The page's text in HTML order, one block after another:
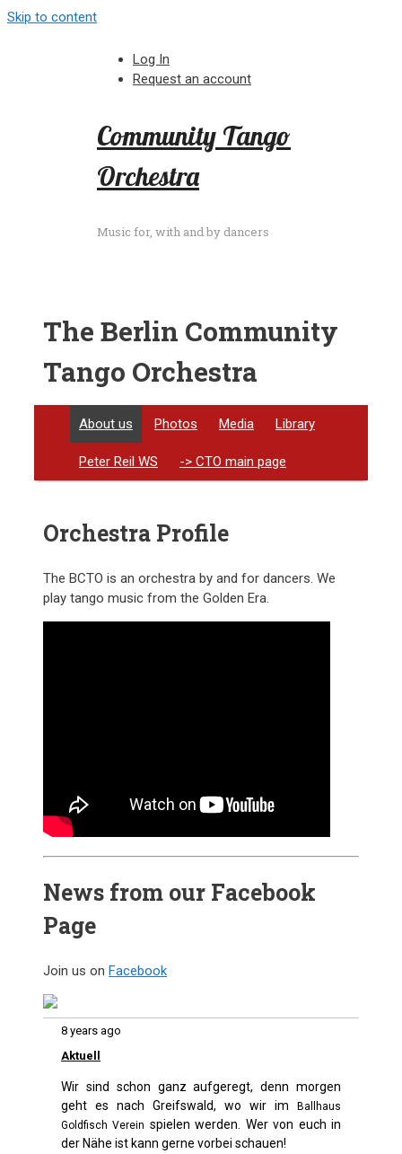
Skip to content
Log In
Request an account
Community Tango
Orchestra
Music for, with and by dancers
The Berlin Community
Tango Orchestra
About us Photos Media Library
Peter Reil WS -> CTO main page
Orchestra Profile
The BCTO is an orchestra by and for dancers. We
play tango music from the Golden Era.
News from our Facebook
Page
Join us on Facebook
8 years ago
Aktuell
Wir sind schon ganz aufgeregt, denn morgen
geht es nach Greifswald, wo wir im
Ballhaus
Goldfisch Verein spielen werden. Wer von euch in
der Nähe ist kann gerne vorbei schauen!